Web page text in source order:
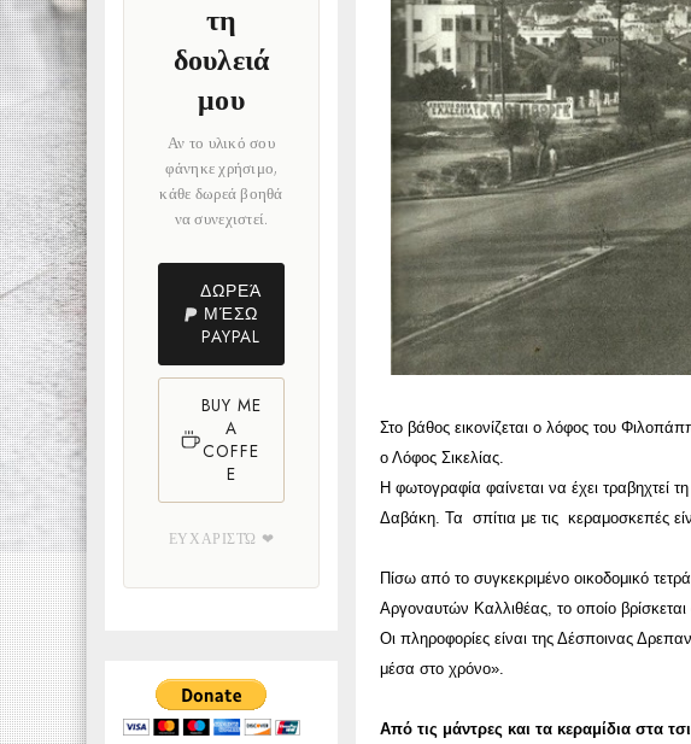
τη
δουλειά
μου
Αν το υλικό σου
φάνηκε χρήσιμο,
κάθε δωρεά βοηθά
να συνεχιστεί.
ΔΩΡΕΆ
ΜΈΣΩ
PAYPAL
BUY ME
A
COFFE
E
ΕΥΧΑΡΙΣΤΏ ❤
Στο βάθος εικονίζεται ο λόφος του
ο Λόφος Σικελίας.
Η φωτογραφία φαίνεται να έχει τραβηχτεί
Δαβάκη. Τα σπίτια με τις κεραμοσκεπές
Πίσω από το συγκεκριμένο οικοδομικό
Αργοναυτών Καλλιθέας, το οποίο
Οι πληροφορίες είναι της Δέσποινας
μέσα στο χρόνο».
Από τις μάντρες και τα κεραμίδια στα